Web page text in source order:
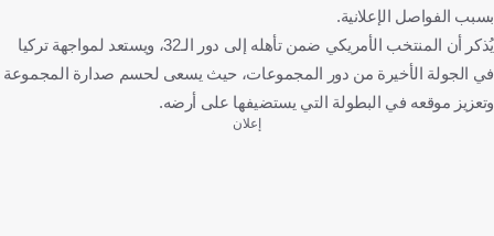
بسبب الفواصل الإعلانية.
يُذكر أن المنتخب الأمريكي ضمن تأهله إلى دور الـ32، ويستعد لمواجهة تركيا
في الجولة الأخيرة من دور المجموعات، حيث يسعى لحسم صدارة المجموعة
وتعزيز موقعه في البطولة التي يستضيفها على أرضه.
إعلان